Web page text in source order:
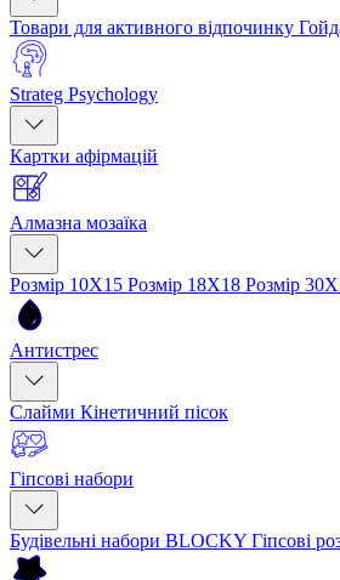
Товари для активного відпочинку
Strateg Psychology
Картки афірмацій
Алмазна мозаїка
Розмір 10Х15 Розмір 18Х18 Розмір
Антистрес
Слайми Кінетичний пісок
Гіпсові набори
Будівельні набори BLOCKY Гіпсові